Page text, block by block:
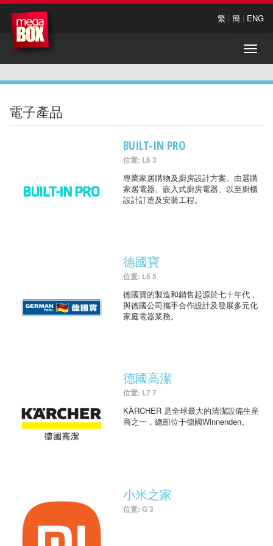
繁 | 簡 | ENG
Toggle
電子產品
BUILT-IN PRO
位置: L6 3
專業家居購物及廚房設計方案。由選購
家居電器、嵌入式廚房電器、以至廚櫃
設計訂造及安裝工程。
德國寶
位置: L5 5
德國寶的製造和銷售起源於七十年代，
與德國公司攜手合作設計及發展多元化
家庭電器業務。
德國高潔
位置: L7 7
KÄRCHER 是全球最大的清潔設備生産
商之一，總部位于德國Winnenden。
小米之家
位置: G 3